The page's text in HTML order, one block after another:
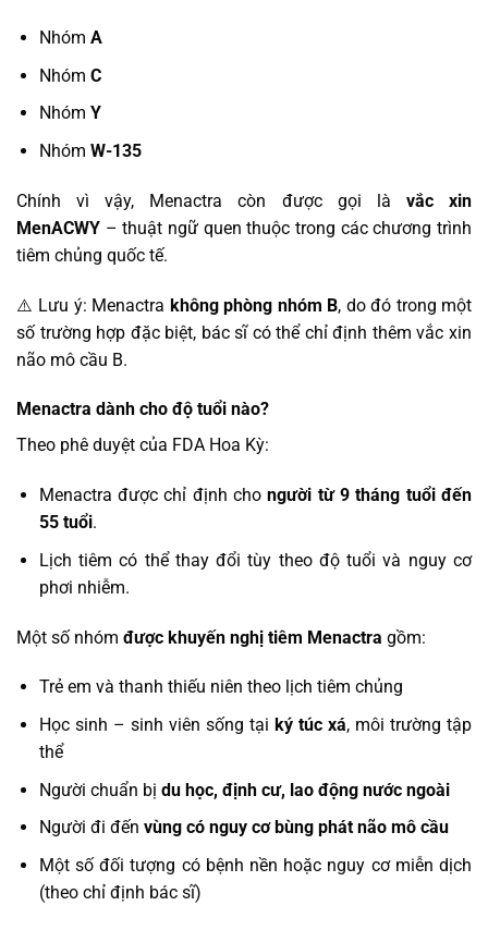
Nhóm A
Nhóm C
Nhóm Y
Nhóm W-135
Chính vì vậy, Menactra còn được gọi là vắc xin
MenACWY – thuật ngữ quen thuộc trong các chương trình
tiêm chủng quốc tế.
⚠️ Lưu ý: Menactra không phòng nhóm B, do đó trong một
số trường hợp đặc biệt, bác sĩ có thể chỉ định thêm vắc xin
não mô cầu B.
Menactra dành cho độ tuổi nào?
Theo phê duyệt của FDA Hoa Kỳ:
Menactra được chỉ định chongười từ 9 tháng tuổi đến
55 tuổi.
Lịch tiêm có thể thay đổi tùy theo độ tuổi và nguy cơ
phơi nhiễm.
Một số nhóm được khuyến nghị tiêm Menactra gồm:
Trẻ em và thanh thiếu niên theo lịch tiêm chủng
Học sinh – sinh viên sống tại ký túc xá, môi trường tập
thể
Người chuẩn bị du học, định cư, lao động nước ngoài
Người đi đến vùng có nguy cơ bùng phát não mô cầu
Một số đối tượng có bệnh nền hoặc nguy cơ miễn dịch
(theo chỉ định bác sĩ)